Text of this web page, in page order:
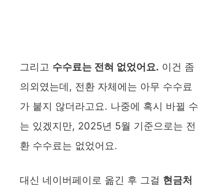
그리고 수수료는 전혀 없었어요. 이건 좀
의외였는데, 전환 자체에는 아무 수수료
가 붙지 않더라고요. 나중에 혹시 바뀔 수
는 있겠지만, 2025년 5월 기준으로는 전
환 수수료는 없었어요.
대신 네이버페이로 옮긴 후 그걸 현금처